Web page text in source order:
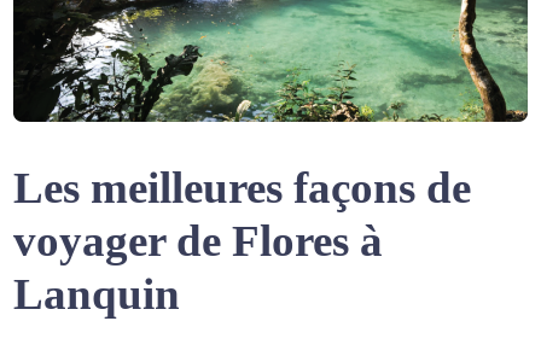
Les meilleures façons de
voyager de Flores à
Lanquin